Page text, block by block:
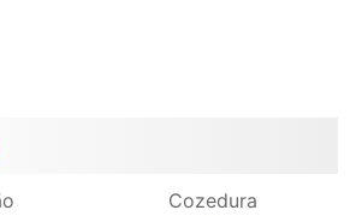
Cozedura